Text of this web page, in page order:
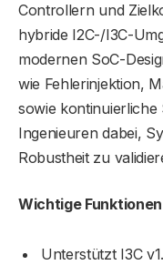
Controllern und
hybride I2C-/I3C-
modernen SoC-
wie Fehlerinjektion,
sowie
Ingenieuren dabei,
Robustheit zu
Wichtige Funktionen
Unterstützt I3C